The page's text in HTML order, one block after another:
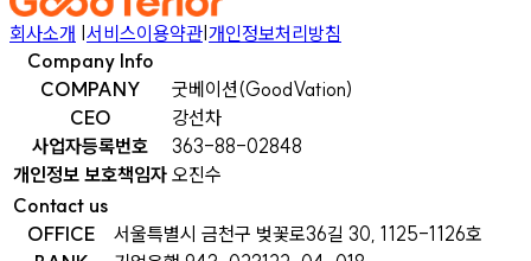
회사소개 |서비스이용약관|개인정보처리방침
Company Info
COMPANY
굿베이션(GoodVation)
CEO
강선차
사업자등록번호
363-88-02848
개인정보 보호책임자 오진수
Contact us
OFFICE
서울특별시 금천구 벚꽃로36길 30, 1125-1126호